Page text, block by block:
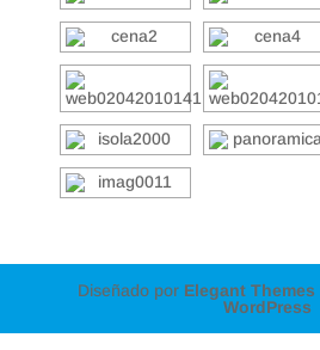
Diseñado por Elegant Themes
WordPress